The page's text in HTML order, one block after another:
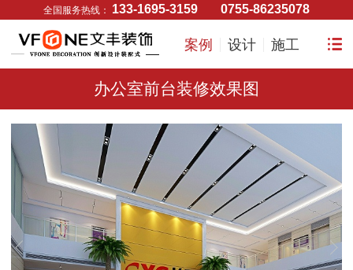
全国服务热线： 133-1695-3159 0755-86235078
案例 设计 施工
办公室前台装修效果图